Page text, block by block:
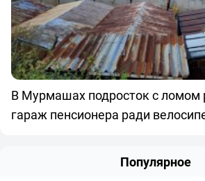
В Мурмашах подросток с ломом
гараж пенсионера ради
Популярное